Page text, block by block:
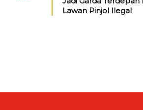
Lawan Pinjol Ilegal